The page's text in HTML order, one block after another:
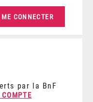
par la BnF
COMPTE